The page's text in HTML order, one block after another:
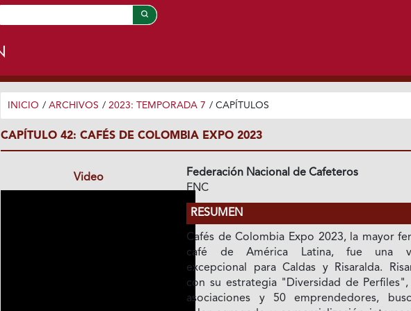
INICIO / ARCHIVOS / 2023: TEMPORADA 7 / CAPÍTULOS
CAPÍTULO 42: CAFÉS DE COLOMBIA EXPO 2023
Video
Federación Nacional de Cafeteros
FNC
RESUMEN
Cafés de Colombia Expo 2023, la mayor
café de América Latina, fue una
excepcional para Caldas y Risaralda.
con su estrategia "Diversidad de
asociaciones y 50 emprendedores,